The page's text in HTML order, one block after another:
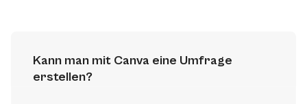
Kann man mit Canva eine Umfrage
erstellen?